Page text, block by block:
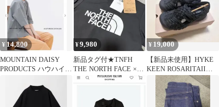
¥ 14,800
MOUNTAIN DAISY
PRODUCTS ハウハイク
¥9,980
新品タグ付★TNFH
THE NORTH FACE ×
HYKE Tシャツ
¥ 19,000
【新品未使用】HYKE
KEEN ROSARITAII
24cm サンダル